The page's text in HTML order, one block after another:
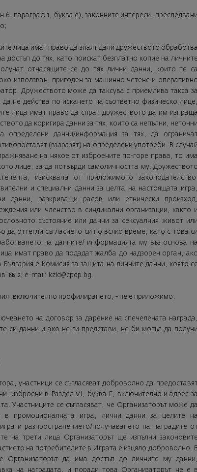
параграф 1, буква е), законните интереси, преследвани
лица имат право да знаят дали дружеството обработва
до тях, като поискат безплатно копие на личните
отнасящите се до тях лични данни, които те са
използван, пригоден за машинно четене и оперативно
Дружеството може да таксува с приемлива такса за
не действа по искането на съответно физическо лице,
лица имат право да спрат дружеството да им изпраща
да коригира данни за тях, които са непълни, неточни
данни/информация за тях, да
(възразят) на определени употреби. В случай
на някое от изброените по-горе права, то има
лице, за да потвърди самоличността му. Дружеството
изисквана от приложимото законодателство.
и специални данни за целта на настоящата игра,
данни, разкриващи расов или етнически произход,
или членство в синдикални организации, както и
състояние или данни за сексуалния живот или
оттегли съгласието си по всяко време, като с това си
на данните/ информацията му въз основа на
имат право да подадат жалба до надзорен орган, ако
е Комисия за защита на личните данни, която се
№ 2; e-mail: kzld@cpdp.bg .
включително профилирането, - не е приложимо;
на договор за дарение на спечелената награда,
си данни и ако не ги представи, не би могъл да получи
участници се съгласяват доброволно да
изброени в Раздел VI, буква Г, включително и адрес за
Участниците се съгласяват, че Организаторът може да
в промоционалната игра, лични данни за целите на
и разпространението/получаването на наградите
на трети лица Организаторът ще изпълни законовите
на потребителите в Играта е изцяло доброволно. В
Организаторът да има достъп до личните му данни,
на наградата, и поради това Организаторът не е в